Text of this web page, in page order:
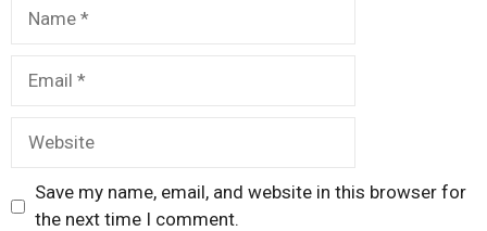
Save my name, email, and website in this browser for
the next time I comment.